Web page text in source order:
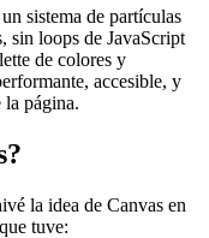
sistema de partículas
sin loops de JavaScript
de colores y
accesible, y
la página.
la idea de Canvas en
tuve: